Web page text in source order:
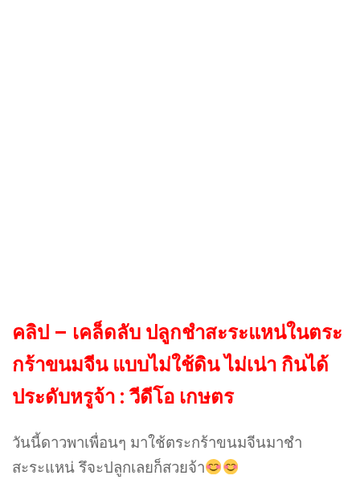
คลิป – เคล็ดลับ ปลูกชำสะระแหน่ในตระ
กร้าขนมจีน แบบไม่ใช้ดิน ไม่เน่า กินได้
ประดับหรูจ้า : วีดีโอ เกษตร
วันนี้ดาวพาเพื่อนๆ มาใช้ตระกร้าขนมจีนมาชำ
สะระแหน่ รึจะปลูกเลยก็สวยจ้า